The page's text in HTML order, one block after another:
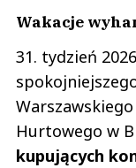
Wakacje
31. tydzień
Hurtowego w
kupujących